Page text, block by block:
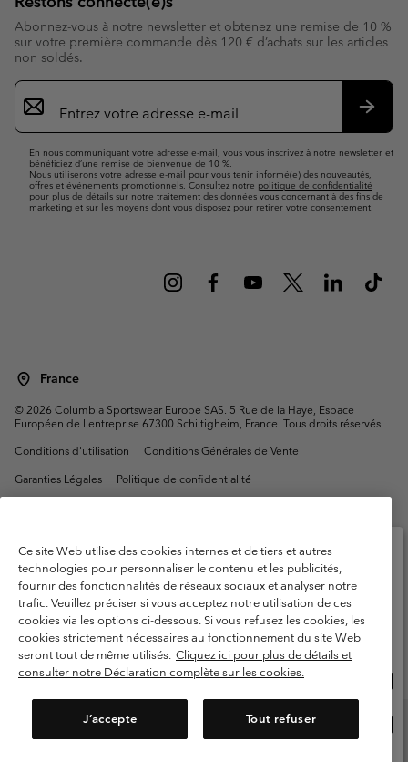
Abonnez-vous à notre newsletter et obtenez une remise de 10 %
sur votre première commande dès 120 € d’achats sur les articles
non soldés.
Inscription
par
e-
En nous communiquant votre adresse e-mail, vous vous inscrivez à notre newsletter et
bénéficiez d’une remise de bienvenue de 10 %.
Nous utiliserons votre adresse e-mail pour vous tenir informé(e) des nouveautés,
offres et événements promotionnels. Consultez notre politique de confidentialité
pour plus de détails sur notre traitement des données vous concernant à des fins de
marketing et sur les moyens dont vous disposez pour retirer votre consentement.
France
© 2026 Columbia Sportswear Europe SAS. 5 Rue de la Haye, Espace
Européen de l'entreprise 67300 Schiltigheim, France. Tous droits réservés.
Conditions d'utilisation
Conditions Générales de Vente
Garanties Légales
Politique de confidentialité
Cookies
Public CBCR
Service client: Lun - Sam de 9h à 13h et de 14h à 18h
(+)33159500000
Ce site Web utilise des cookies internes et de tiers et autres
technologies pour personnaliser le contenu et les publicités,
fournir des fonctionnalités de réseaux sociaux et analyser notre
trafic. Veuillez préciser si vous acceptez notre utilisation de ces
cookies via les options ci-dessous. Si vous refusez les cookies, les
cookies strictement nécessaires au fonctionnement du site Web
seront tout de même utilisés. Cliquez ici pour plus de détails et
consulter notre Déclaration complète sur les cookies.
J’accepte Tout refuser
Veuillez sélectionner votre pays d’expédition et
votre langue
Achats en ligne disponibles
United States
ligne
France